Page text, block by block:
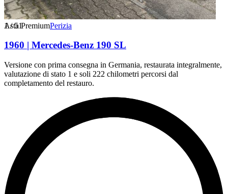
1/51
Asta PremiumPerizia
1960 | Mercedes-Benz 190 SL
Versione con prima consegna in Germania, restaurata integralmente,
valutazione di stato 1 e soli 222 chilometri percorsi dal
completamento del restauro.